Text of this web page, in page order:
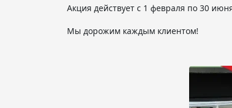
Акция действует с 1 февраля по 30
Мы дорожим каждым клиентом!